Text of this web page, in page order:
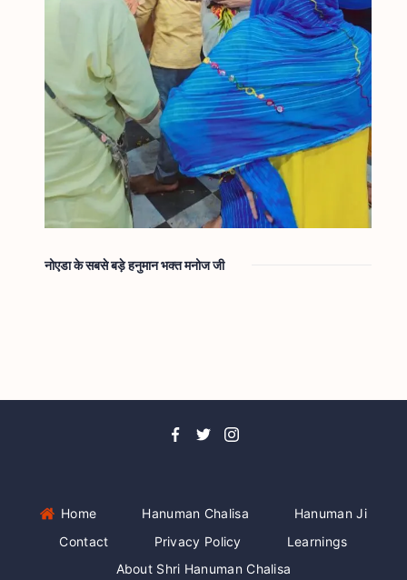
नोएडा के सबसे बड़े हनुमान भक्त मनोज जी
Home Hanuman Chalisa
Hanuman Ji
Contact
Privacy Policy
Learnings
About Shri Hanuman Chalisa